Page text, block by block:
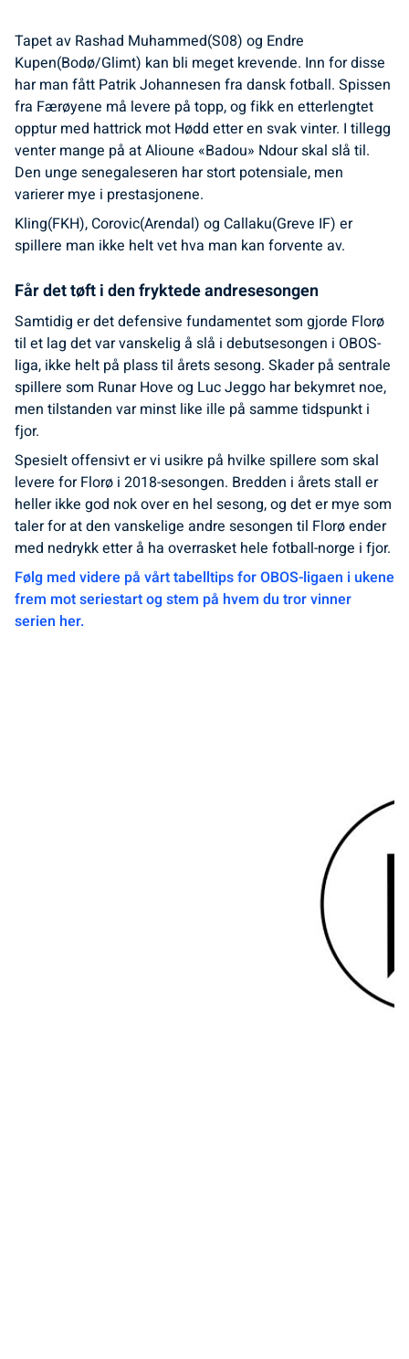
Tapet av Rashad Muhammed(S08) og Endre
Kupen(Bodø/Glimt) kan bli meget krevende. Inn for disse
har man fått Patrik Johannesen fra dansk fotball. Spissen
fra Færøyene må levere på topp, og fikk en etterlengtet
opptur med hattrick mot Hødd etter en svak vinter. I tillegg
venter mange på at Alioune «Badou» Ndour skal slå til.
Den unge senegaleseren har stort potensiale, men
varierer mye i prestasjonene.
Kling(FKH), Corovic(Arendal) og Callaku(Greve IF) er
spillere man ikke helt vet hva man kan forvente av.
Får det tøft i den fryktede andresesongen
Samtidig er det defensive fundamentet som gjorde Florø
til et lag det var vanskelig å slå i debutsesongen i OBOS-
liga, ikke helt på plass til årets sesong. Skader på sentrale
spillere som Runar Hove og Luc Jeggo har bekymret noe,
men tilstanden var minst like ille på samme tidspunkt i
fjor.
Spesielt offensivt er vi usikre på hvilke spillere som skal
levere for Florø i 2018-sesongen. Bredden i årets stall er
heller ikke god nok over en hel sesong, og det er mye som
taler for at den vanskelige andre sesongen til Florø ender
med nedrykk etter å ha overrasket hele fotball-norge i fjor.
Følg med videre på vårt tabelltips for OBOS-ligaen i ukene
frem mot seriestart og stem på hvem du tror vinner
serien her.